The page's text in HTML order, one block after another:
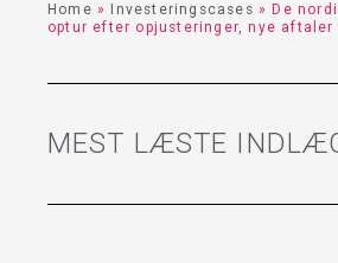
Home » Investeringscases » De
optur efter opjusteringer, nye aftaler
MEST LÆSTE